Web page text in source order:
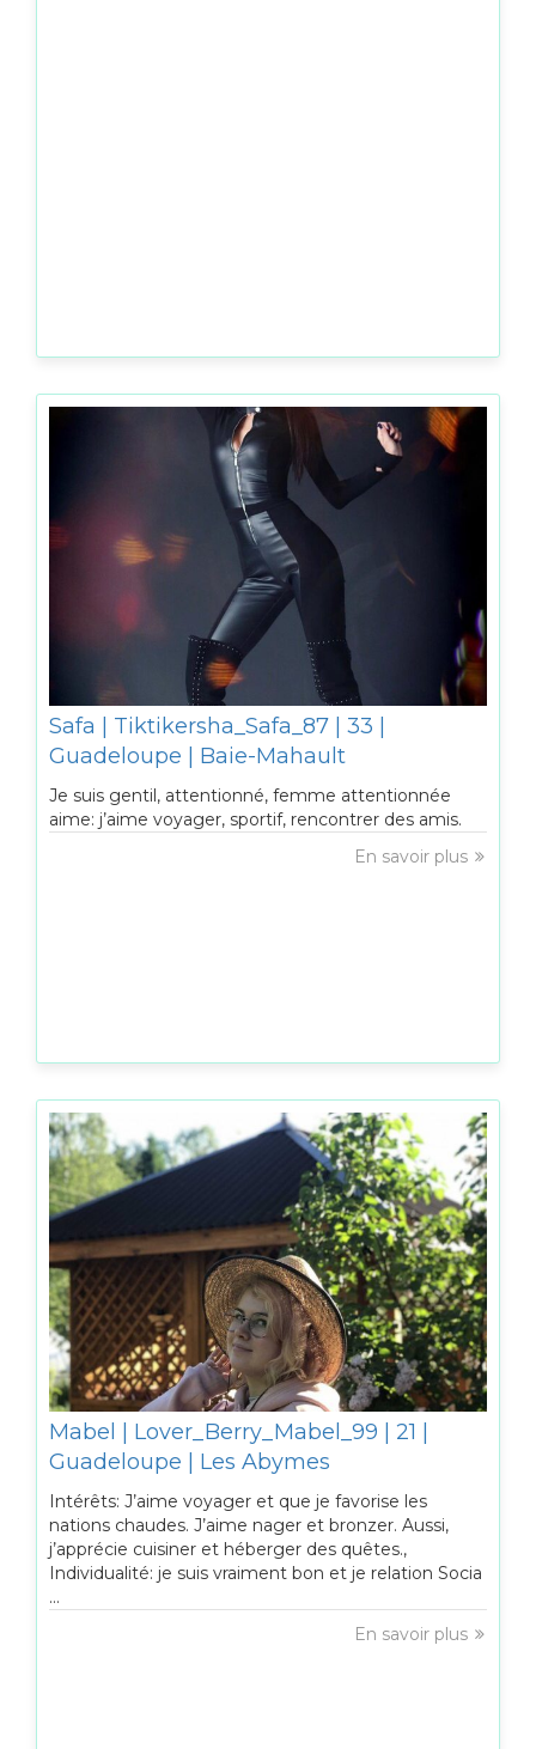
Safa | Tiktikersha_Safa_87 | 33 |
Guadeloupe | Baie-Mahault
Je suis gentil, attentionné, femme attentionnée
aime: j’aime voyager, sportif, rencontrer des amis.
En savoir plus
Mabel | Lover_Berry_Mabel_99 | 21 |
Guadeloupe | Les Abymes
Intérêts: J’aime voyager et que je favorise les
nations chaudes. J’aime nager et bronzer. Aussi,
j’apprécie cuisiner et héberger des quêtes.,
Individualité: je suis vraiment bon et je relation Socia
...
En savoir plus